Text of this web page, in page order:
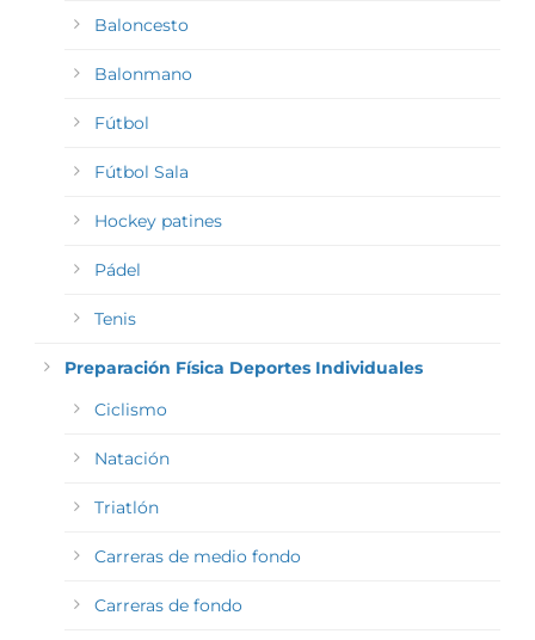
Baloncesto
Balonmano
Fútbol
Fútbol Sala
Hockey patines
Pádel
Tenis
Preparación Física Deportes Individuales
Ciclismo
Natación
Triatlón
Carreras de medio fondo
Carreras de fondo